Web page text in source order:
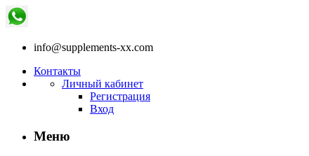
info@supplements-xx.com
Контакты
Личный кабинет
Регистрация
Вход
Меню